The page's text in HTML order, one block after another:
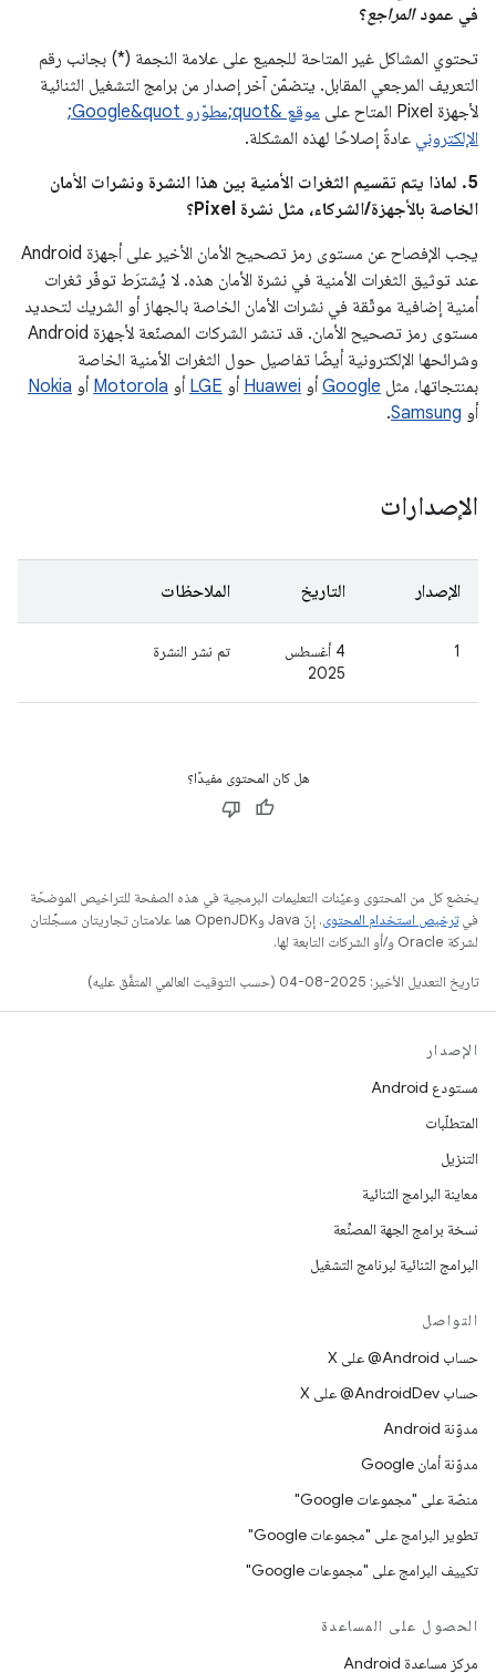
في عمودالمراجع؟
تحتوي المشاكل غير المتاحة للجميع على علامة النجمة (*) بجانب رقم
التعريف المرجعي المقابل. يتضمّن آخر إصدار من برامج التشغيل الثنائية
لأجهزة Pixel المتاح على
موقع &quot;مطوّرو Google&quot;
الإلكتروني عادةً إصلاحًا لهذه المشكلة.
‫5. لماذا يتم تقسيم الثغرات الأمنية بين هذا النشرة ونشرات الأمان
الخاصة بالأجهزة/الشركاء، مثل نشرة Pixel؟
يجب الإفصاح عن مستوى رمز تصحيح الأمان الأخير على أجهزة Android
عند توثيق الثغرات الأمنية في نشرة الأمان هذه. لا يُشترَط توفّر ثغرات
أمنية إضافية موثّقة في نشرات الأمان الخاصة بالجهاز أو الشريك لتحديد
مستوى رمز تصحيح الأمان. قد تنشر الشركات المصنّعة لأجهزة Android
وشرائحها الإلكترونية أيضًا تفاصيل حول الثغرات الأمنية الخاصة
بمنتجاتها، مثل Google أو Huawei أو LGE أو Motorola أو Nokia
أو Samsung
.
الإصدارات
الإصدار التاريخ الملاحظات
1
‫4 أغسطس
2025
تم نشر النشرة
هل كان المحتوى مفيدًا؟
يخضع كل من المحتوى وعيّنات التعليمات البرمجية في هذه الصفحة للتراخيص الموضحّة
فيترخيص استخدام المحتوى
. إنّ Java وOpenJDK هما علامتان تجاريتان مسجَّلتان
لشركة Oracle و/أو الشركات التابعة لها.
تاريخ التعديل الأخير: 2025-08-04 (حسب التوقيت العالمي المتفَّق عليه)
الإصدار
مستودع Android
المتطلّبات
التنزيل
معاينة البرامج الثنائية
نسخة برامج الجهة المصنِّعة
البرامج الثنائية لبرنامج التشغيل
التواصل
حساب ‎@Android على X
حساب ‎@AndroidDev على X
مدوّنة Android
مدوّنة أمان Google
منصّة على "مجموعات Google"
تطوير البرامج على "مجموعات Google"
تكييف البرامج على "مجموعات Google"
الحصول على المساعدة
مركز مساعدة Android